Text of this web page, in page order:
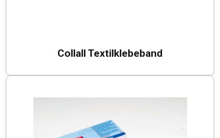
Collall Textilklebeband